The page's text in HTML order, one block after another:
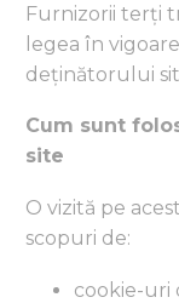
Furnizorii terți
legea în
deținătorului
Cum sunt
site
O vizită pe
scopuri de:
cookie-uri